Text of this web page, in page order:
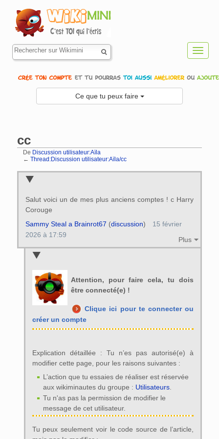
Ce que tu peux faire
cc
De Discussion utilisateur:Aïla
← Thread:Discussion utilisateur:Aïla/cc
Salut voici un de mes plus anciens comptes ! c Harry
Corouge
Plus
Sammy Steal a Brainrot67 (discussion)
15 février
2026 à 17:59
Attention, pour faire cela, tu dois
être connecté(e) !
Clique ici pour te connecter ou
créer un compte
Explication détaillée : Tu n’es pas autorisé(e) à
modifier cette page, pour les raisons suivantes :
L’action que tu essaies de réaliser est réservée
aux wikiminautes du groupe : Utilisateurs
Tu n'as pas la permission de modifier le
message de cet utilisateur.
Tu peux seulement voir le code source de l’article,